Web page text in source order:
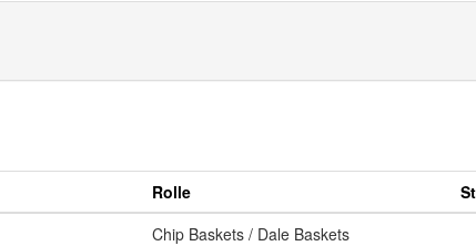
Rolle
Chip Baskets / Dale Baskets